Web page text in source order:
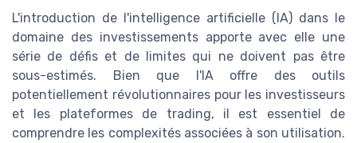
L'introduction de l'intelligence artificielle (IA) dans le
domaine des investissements apporte avec elle une
série de défis et de limites qui ne doivent pas être
sous-estimés. Bien que l'IA offre des outils
potentiellement révolutionnaires pour les investisseurs
et les plateformes de trading, il est essentiel de
comprendre les complexités associées à son utilisation.